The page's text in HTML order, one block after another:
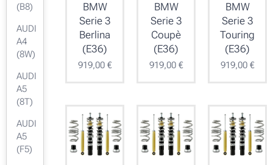
(B8)
AUDI
A4
(8W)
AUDI
A5
(8T)
AUDI
A5
(F5)
BMW
Serie 3
Berlina
(E36)
919,00€
BMW
Serie 3
Coupè
(E36)
919,00€
BMW
Serie 3
Touring
(E36)
919,00€